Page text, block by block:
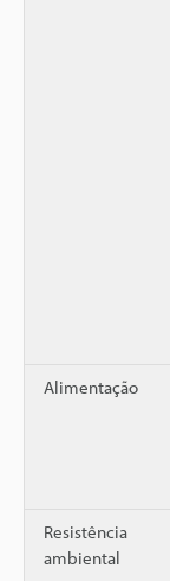
Alimentação
Resistência
ambiental